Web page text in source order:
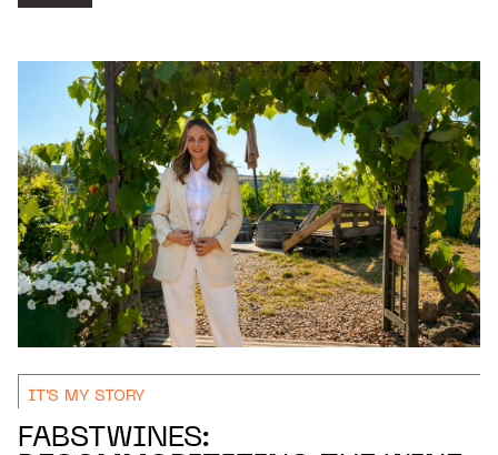
IT'S MY STORY
FABSTWINES: